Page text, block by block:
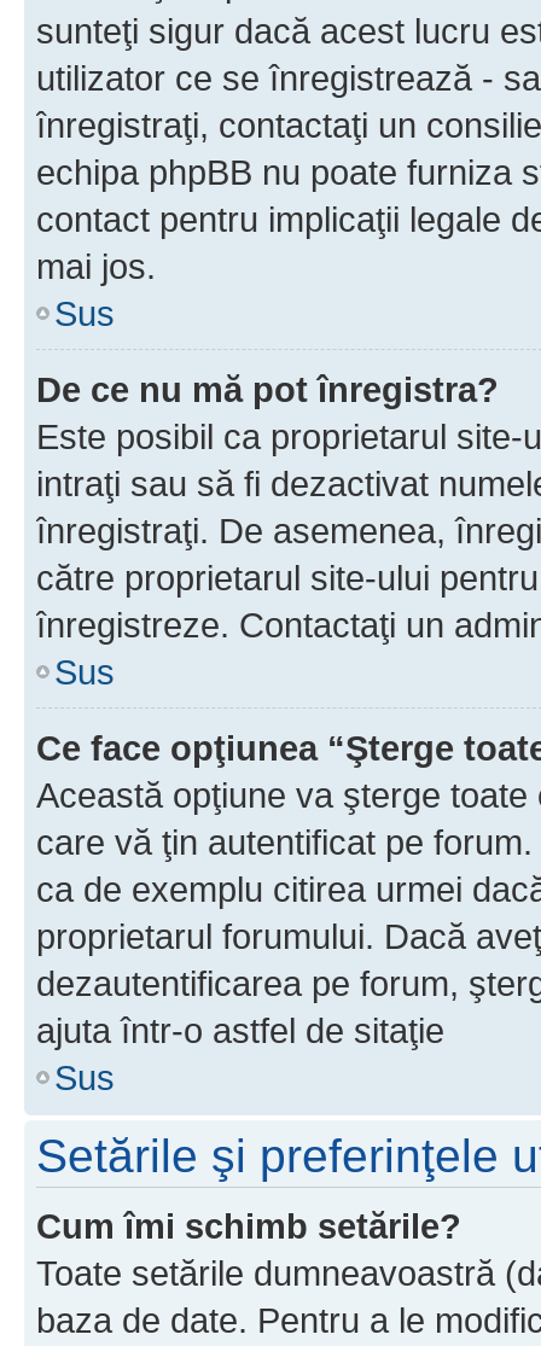
sunteţi sigur dacă acest lucru
utilizator ce se înregistrează -
înregistraţi, contactaţi un
echipa phpBB nu poate furniza
contact pentru implicaţii legale
mai jos.
Sus
De ce nu mă pot înregistra?
Este posibil ca proprietarul
intraţi sau să fi dezactivat
înregistraţi. De asemenea,
către proprietarul site-ului
înregistreze. Contactaţi un
Sus
Ce face opţiunea “Şterge
Această opţiune va şterge
care vă ţin autentificat pe
ca de exemplu citirea urmei
proprietarul forumului. Dacă
dezautentificarea pe forum,
ajuta într-o astfel de sitaţie
Sus
Setările şi preferinţele
Cum îmi schimb setările?
Toate setările dumneavoastră
baza de date. Pentru a le